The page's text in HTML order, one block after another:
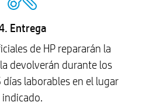
Entrega
de HP repararán la
devolverán durante los
laborables en el lugar
indicado.